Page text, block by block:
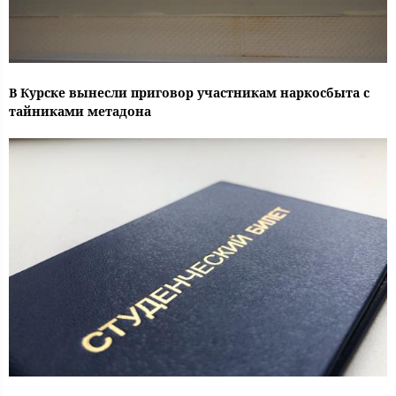
В Курске вынесли приговор участникам наркосбыта с
тайниками метадона